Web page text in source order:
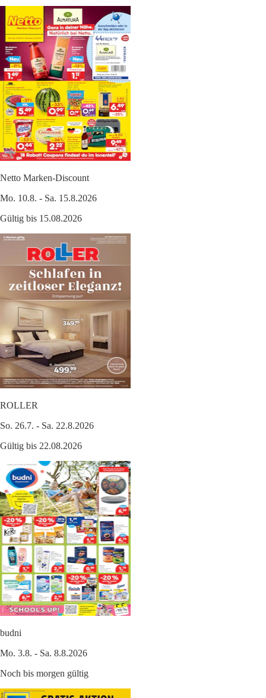
Netto Marken-Discount
Mo. 10.8. - Sa. 15.8.2026
Gültig bis 15.08.2026
ROLLER
So. 26.7. - Sa. 22.8.2026
Gültig bis 22.08.2026
budni
Mo. 3.8. - Sa. 8.8.2026
Noch bis morgen gültig